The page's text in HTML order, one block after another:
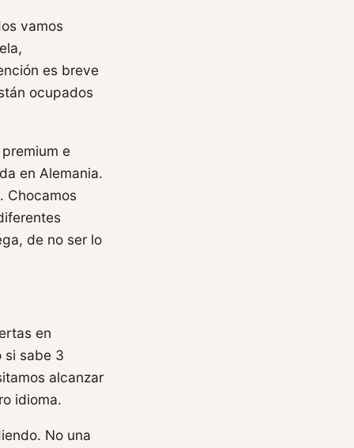
vamos
es breve
ocupados
e
en Alemania.
Chocamos
de no ser lo
en
si sabe 3
alcanzar
idioma.
No una